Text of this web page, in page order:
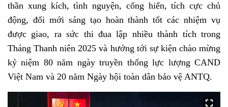
thần xung kích, tình nguyện, cống hiến, tích cực chủ
động, đổi mới sáng tạo hoàn thành tốt các nhiệm vụ
được giao, ra sức thi đua lập nhiều thành tích trong
Tháng Thanh niên 2025 và hướng tới sự kiện chào mừng
kỷ niệm 80 năm ngày truyền thống lực lượng CAND
Việt Nam và 20 năm Ngày hội toàn dân bảo vệ ANTQ.